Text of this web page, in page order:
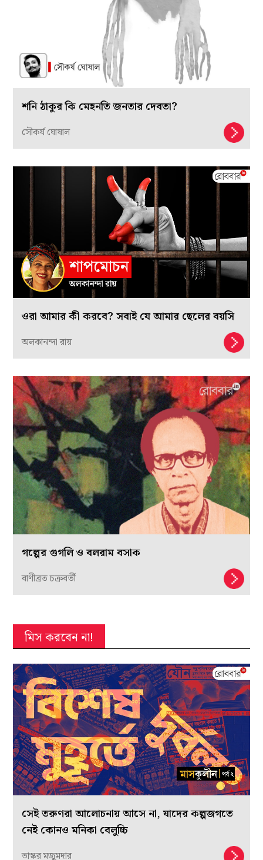
শনি ঠাকুর কি মেহনতি জনতার দেবতা?
সৌকর্য ঘোষাল
ওরা আমার কী করবে? সবাই যে আমার ছেলের বয়সি
অলকানন্দা রায়
গল্পের গুগলি ও বলরাম বসাক
বাণীব্রত চক্রবর্তী
মিস করবেন না!
সেই তরুণরা আলোচনায় আসে না, যাদের কল্পজগতে
নেই কোনও মনিকা বেলুচ্চি
ভাস্কর মজুমদার